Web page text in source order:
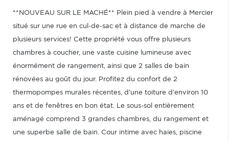
**NOUVEAU SUR LE MACHÉ** Plein pied à vendre à Mercier
situé sur une rue en cul-de-sac et à distance de marche de
plusieurs services! Cette propriété vous offre plusieurs
chambres à coucher, une vaste cuisine lumineuse avec
énormément de rangement, ainsi que 2 salles de bain
rénovées au goût du jour. Profitez du confort de 2
thermopompes murales récentes, d'une toiture d'environ 10
ans et de fenêtres en bon état. Le sous-sol entièrement
aménagé comprend 3 grandes chambres, du rangement et
une superbe salle de bain. Cour intime avec haies, piscine